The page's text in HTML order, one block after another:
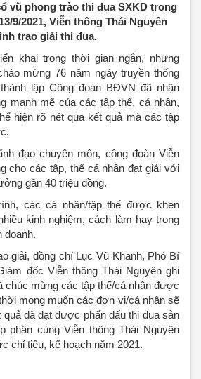
vũ phong trào thi đua SXKD trong
9/2021, Viễn thông Thái Nguyên
trao giải thi đua.
khai trong thời gian ngắn, nhưng
mừng 76 năm ngày truyền thống
lập Công đoàn BĐVN đã nhận
mạnh mẽ của các tập thể, cá nhân,
hiện rõ nét qua kết quả mà các tập
đạo chuyên môn, công đoàn Viễn
cho các tập, thể cá nhân đạt giải với
gần 40 triệu đồng.
các cá nhân/tập thể được khen
kinh nghiệm, cách làm hay trong
doanh.
giải, đồng chí Lục Vũ Khanh, Phó Bí
đốc Viễn thông Thái Nguyên ghi
chúc mừng các tập thể/cá nhân được
mong muốn các đơn vị/cá nhân sẽ
quả đã đạt được phấn đấu thi đua sản
phần cùng Viễn thông Thái Nguyên
chỉ tiêu, kế hoạch năm 2021.